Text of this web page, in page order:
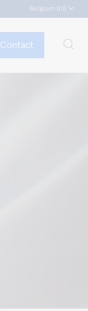
Belgium (nl)
Contact